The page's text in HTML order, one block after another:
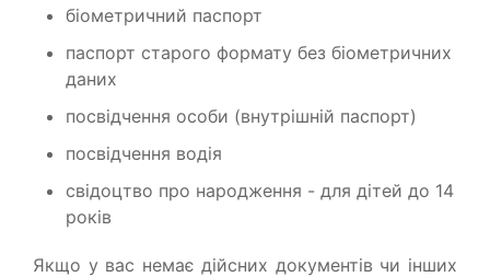
біометричний паспорт
паспорт старого формату без біометричних
даних
посвідчення особи (внутрішній паспорт)
посвідчення водія
свідоцтво про народження - для дітей до 14
років
Якщо у вас немає дійсних документів чи інших